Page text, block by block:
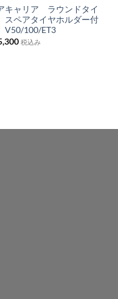
ス
ト
キャリア ラウンドタイ
ペアタイヤホルダー付
100/ET3
税込み